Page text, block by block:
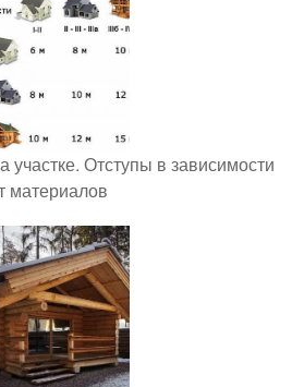
Отступы в зависимости
материалов